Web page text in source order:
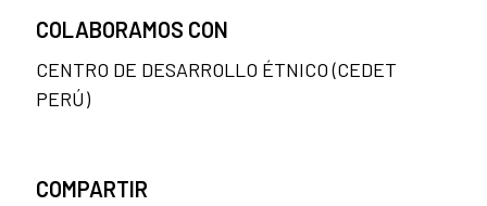
COLABORAMOS CON
CENTRO DE DESARROLLO ÉTNICO (CEDET
PERÚ)
COMPARTIR